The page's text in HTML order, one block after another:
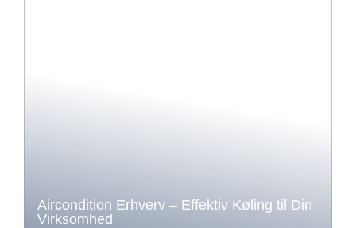
Aircondition Erhverv – Effektiv Køling til Din
Virksomhed